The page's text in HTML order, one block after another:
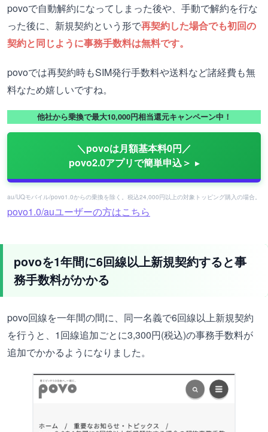
povoで自動解約になってしまった後や、手動で解約を行な
った後に、新規契約という形で再契約した場合でも初回の
契約と同じように事務手数料は無料です。
povoでは再契約時もSIM発行手数料や送料など諸経費も無
料なため嬉しいですね。
他社から乗換で最大10,000円相当還元キャンペーン中！
＼povoは月額基本料0円／
povo2.0アプリで簡単申込＞
au/UQモバイル/povo1.0からの乗換を除く。税込24,000円以上の対象トッピング購入の場合。
povo1.0/auユーザーの方はこちら
povoを1年間に6回線以上新規契約すると事
務手数料がかかる
povo回線を一年間の間に、同一名義で6回線以上新規契約
を行うと、1回線追加ごとに3,300円(税込)の事務手数料が
追加でかかるようになりました。